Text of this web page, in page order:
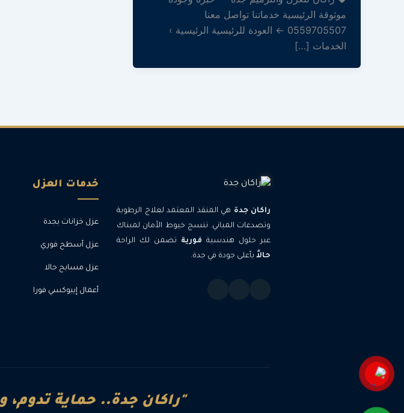
موثوقة الرئيسية خدماتنا تواصل معنا
0559705507 ← العودة للرئيسية الرئيسية ›
الخدمات […]
راكان جدة هي المنقذ المعتمد لعلاج الرطوبة
وتصدعات المباني. ننسج خيوط الأمان لمبناك
عبر حلول هندسية فورية تضمن لك الراحة
حالاً بأعلى جودة في جدة.
خدمات العزل
عزل خزانات بجدة
عزل أسطح فوري
عزل مسابح حالا
أعمال إيبوكسي فورا
"راكان جدة.. حماية تدوم،